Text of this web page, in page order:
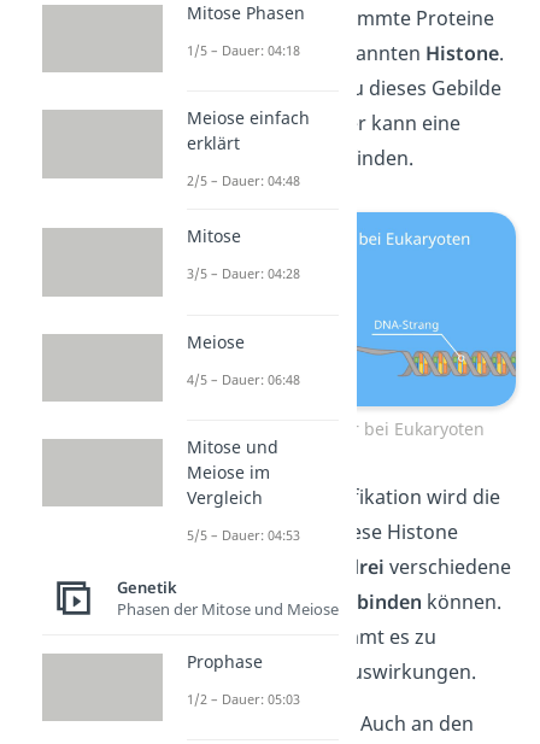
Die DNA ist um bestimmte Proteine
gewickelt, die sogenannten Histone.
Insgesamt nennst du dieses Gebilde
Chromatin.Auch hier kann eine
Genregulation stattfinden.
Chromatin-Struktur bei Eukaryoten
Bei der Histon-Modifikation wird die
Genaktivität über diese Histone
drei verschiedene
Moleküle, die an sie binden können.
Je nach Molekül kommt es zu
unterschiedlichen Auswirkungen.
— Auch an den
Mitose Phasen
1/5 – Dauer: 04:18
Meiose einfach
erklärt
2/5 – Dauer: 04:48
Mitose
3/5 – Dauer: 04:28
Meiose
4/5 – Dauer: 06:48
Mitose und
Meiose im
Vergleich
5/5 – Dauer: 04:53
Genetik
Phasen der Mitose und Meiose
Prophase
1/2 – Dauer: 05:03